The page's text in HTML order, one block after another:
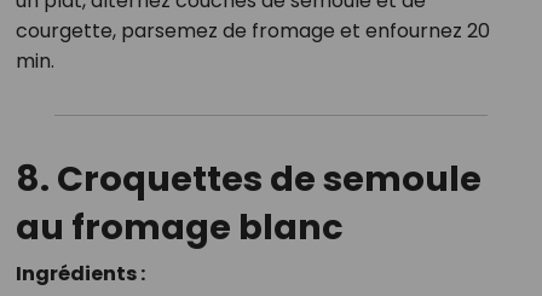
courgette, parsemez de fromage et enfournez 20
min.
8. Croquettes de semoule
au fromage blanc
Ingrédients :